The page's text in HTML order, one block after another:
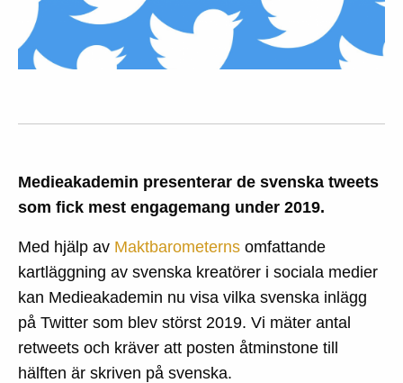
Medieakademin presenterar de svenska tweets
som fick mest engagemang under 2019.
Med hjälp av Maktbarometerns omfattande
kartläggning av svenska kreatörer i sociala medier
kan Medieakademin nu visa vilka svenska inlägg
på Twitter som blev störst 2019. Vi mäter antal
retweets och kräver att posten åtminstone till
hälften är skriven på svenska.